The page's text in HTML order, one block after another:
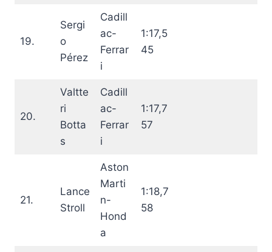
19.
Sergi
o
Pérez
Cadill
ac-
Ferrar
i
1:17,5
45
20.
Valtte
ri
Botta
s
Cadill
ac-
Ferrar
i
1:17,7
57
21.
Lance
Stroll
Aston
Marti
n-
Hond
a
1:18,7
58